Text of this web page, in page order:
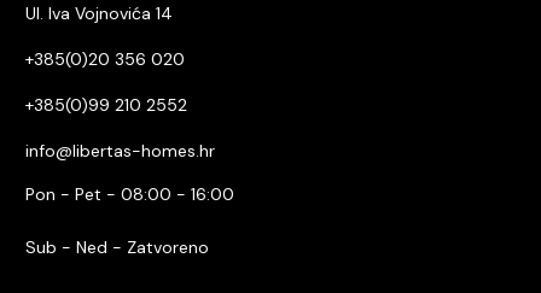
Ul. Iva Vojnovića 14
+385(0)20 356 020
+385(0)99 210 2552
info@libertas-homes.hr
Pon - Pet - 08:00 - 16:00
Sub - Ned - Zatvoreno